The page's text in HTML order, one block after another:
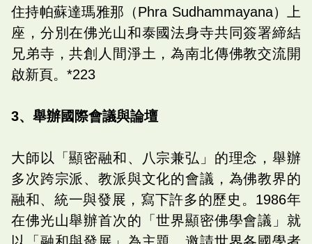
住持帕蘇達瑪雅那（Phra Sudhammayana）上
座，分別在佛光山和泰國法身寺共同簽署締結
兄弟寺，共創人間淨土，為南北傳佛教交流開
啟新頁。*223
3、舉辦國際會議與論壇
大師以「顯密融和、八宗兼弘」的理念，舉辦
多次跨宗派、教派與文化的會議，為佛教界的
融和、統一與發展，寫下許多的歷史。1986年
在佛光山舉辦首次的「世界顯密佛學會議」就